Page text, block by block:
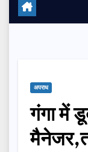
अपराध
गंगा में